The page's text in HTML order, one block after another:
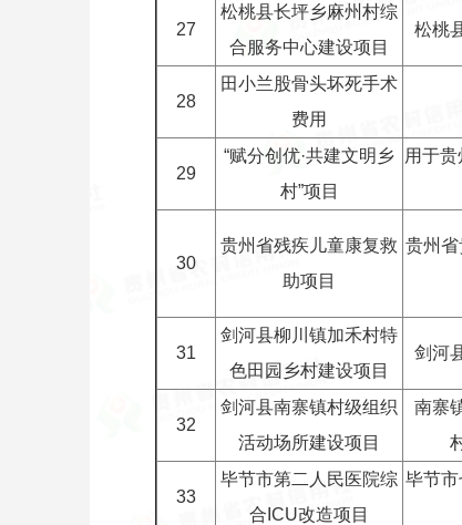
27
松桃县长坪乡麻州村综
合服务中心建设项目
松桃
28
田小兰股骨头坏死手术
费用
29
“赋分创优·共建文明乡
村”项目
用于
30
贵州省残疾儿童康复救
助项目
贵州
31
剑河县柳川镇加禾村特
色田园乡村建设项目
剑河
32
剑河县南寨镇村级组织
活动场所建设项目
南寨
33
毕节市第二人民医院综
合ICU改造项目
毕节市